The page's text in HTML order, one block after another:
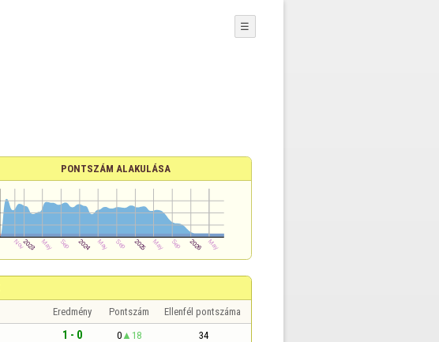
☰
PONTSZÁM ALAKULÁSA
Eredmény Pontszám Ellenfél pontszáma
1 - 0 0 18 34